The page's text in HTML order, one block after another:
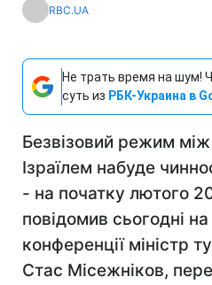
RBC.UA
Не трать время на шум!
суть из РБК-Украина в
Безвізовий режим
Ізраїлем набуде
- на початку лютого
повідомив сьогодні
конференції міністр
Стас Місежніков,